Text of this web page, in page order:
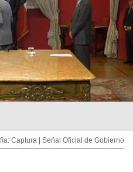
Captura | Señal Oficial de Gobierno